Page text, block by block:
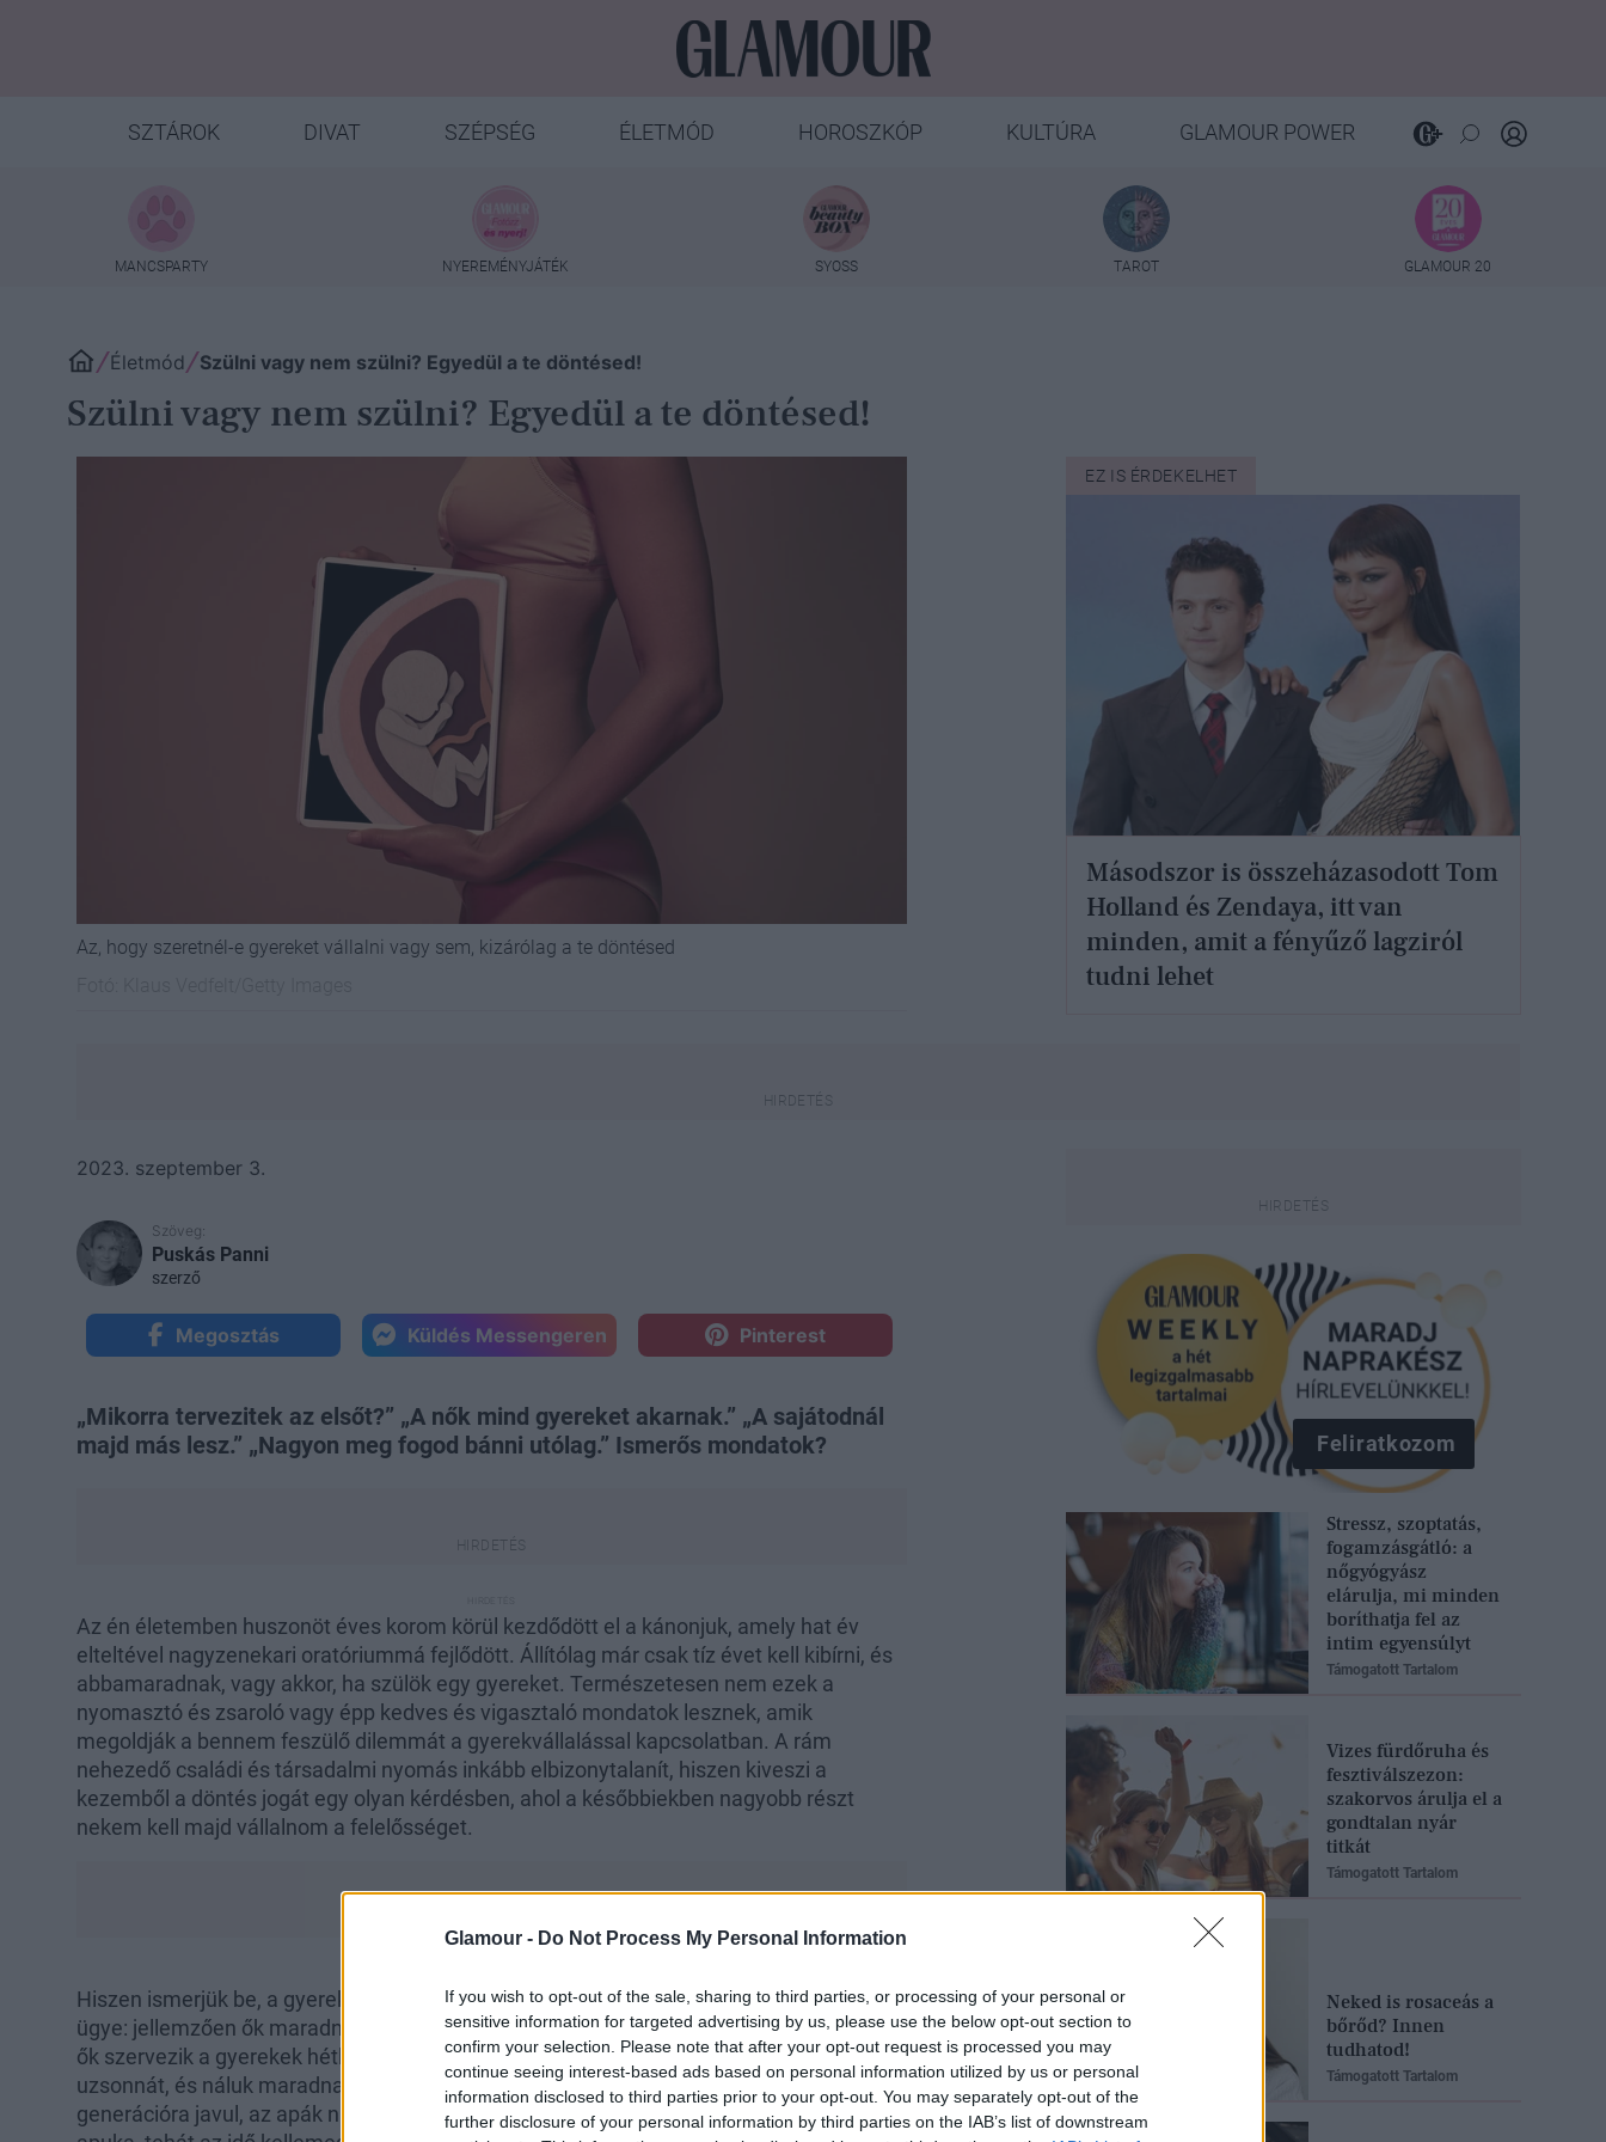
Glamour - Do Not Process My Personal Information
If you wish to opt-out of the sale, sharing to third parties, or processing of your personal or
sensitive information for targeted advertising by us, please use the below opt-out section to
confirm your selection. Please note that after your opt-out request is processed you may
continue seeing interest-based ads based on personal information utilized by us or personal
information disclosed to third parties prior to your opt-out. You may separately opt-out of the
further disclosure of your personal information by third parties on the IAB’s list of downstream
SZTÁROK DIVAT SZÉPSÉG ÉLETMÓD HOROSZKÓP KULTÚRA GLAMOUR POWER
MANCSPARTY NYEREMÉNYJÁTÉK SYOSS TAROT GLAMOUR 20
Életmód Szülni vagy nem szülni? Egyedül a te döntésed!
Szülni vagy nem szülni? Egyedül a te döntésed!
Az, hogy szeretnél-e gyereket vállalni vagy sem, kizárólag a te döntésed
EZ IS ÉRDEKELHET
Másodszor is összeházasodott Tom
Holland és Zendaya, itt van
minden, amit a fényűző lagziról
tudni lehet
2023. szeptember 3.
Szöveg:
Puskás Panni
szerző
Megosztás Küldés Messengeren Pinterest
„Mikorra tervezitek az elsőt?” „A nők mind gyereket akarnak.” „A sajátodnál
majd más lesz.” „Nagyon meg fogod bánni utólag.” Ismerős mondatok?
Az én életemben huszonöt éves korom körül kezdődött el a kánonjuk, amely hat év
elteltével nagyzenekari oratóriummá fejlődött. Állítólag már csak tíz évet kell kibírni, és
abbamaradnak, vagy akkor, ha szülök egy gyereket. Természetesen nem ezek a
nyomasztó és zsaroló vagy épp kedves és vigasztaló mondatok lesznek, amik
megoldják a bennem feszülő dilemmát a gyerekvállalással kapcsolatban. A rám
nehezedő családi és társadalmi nyomás inkább elbizonytalanít, hiszen kiveszi a
kezemből a döntés jogát egy olyan kérdésben, ahol a későbbiekben nagyobb részt
nekem kell majd vállalnom a felelősséget.
Hiszen ismerjük be, a gyerekvállalás Magyarországon még mindig elsősorban a nők
ügye: jellemzően ők maradnak otthon a babával, aztán később is, ha beteg, nagyrészt
ők szervezik a gyerekek hétköznapjait, ők vesznek új ruhákat, csomagolják az
uzsonnát, és náluk maradnak a gyerekek válásnál. És bár a helyzet generációról
generációra javul, az apák nagy része a válást követően még mindig csak hétvégi
Feliratkozom
Stressz, szoptatás,
fogamzásgátló: a
nőgyógyász
elárulja, mi minden
boríthatja fel az
intim egyensúlyt
Támogatott Tartalom
Vizes fürdőruha és
fesztiválszezon:
szakorvos árulja el a
gondtalan nyár
titkát
Támogatott Tartalom
Neked is rosaceás a
bőrőd? Innen
tudhatod!
Támogatott Tartalom